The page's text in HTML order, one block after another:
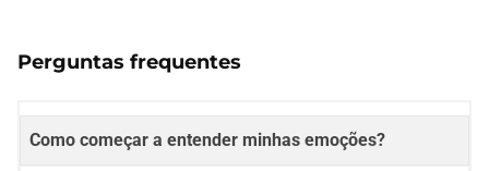
Perguntas frequentes
Como começar a entender minhas emoções?